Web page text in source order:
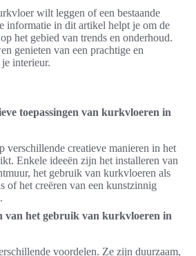
wilt leggen of een bestaande
informatie in dit artikel helpt je om de
het gebied van trends en onderhoud.
genieten van een prachtige en
interieur.
toepassingen van kurkvloeren in
verschillende creatieve manieren in het
Enkele ideeën zijn het installeren van
het gebruik van kurkvloeren als
of het creëren van een kunstzinnig
van het gebruik van kurkvloeren in
voordelen. Ze zijn duurzaam,